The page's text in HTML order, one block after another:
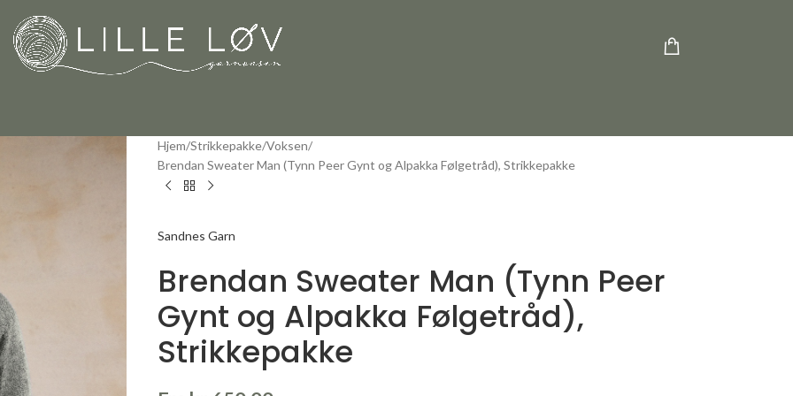
Hjem Strikkepakke Voksen
Brendan Sweater Man (Tynn Peer Gynt og Alpakka Følgetråd), Strikkepakke
Sandnes Garn
Brendan Sweater Man (Tynn Peer
Gynt og Alpakka Følgetråd),
Strikkepakke